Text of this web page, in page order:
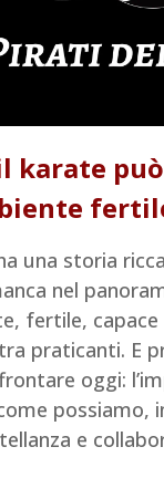
karate
una storia
nel
fertile,
praticanti. E
oggi:
possiamo,
e